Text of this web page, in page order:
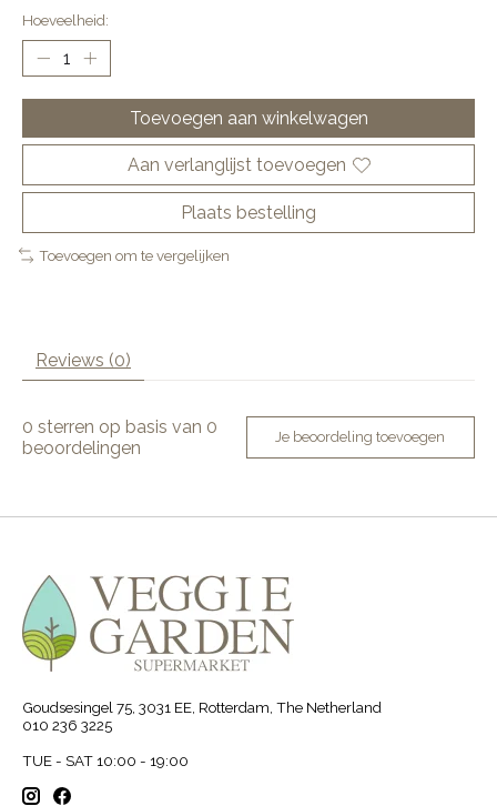
Hoeveelheid:
Toevoegen aan winkelwagen
Aan verlanglijst toevoegen
Plaats bestelling
Toevoegen om te vergelijken
Reviews (0)
0 sterren op basis van 0
beoordelingen
Je beoordeling toevoegen
Goudsesingel 75, 3031 EE, Rotterdam, The Netherland
010 236 3225
TUE - SAT 10:00 - 19:00